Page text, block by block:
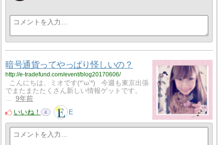
暗号通貨ってやっぱり怪しいの？
http://e-tradefund.com/event/blog20170606/
こんにちは、ミオです(*’ω’*) 今週も東京出張
でまたまたたくさん新しい情報ゲットです。
9年前
いいね！
4 E